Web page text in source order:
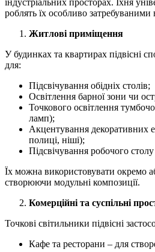
індустріальних просторах. Їхня
роблять їх особливо затребуваними
Житлові приміщення
У будинках та квартирах підвісні
для:
Підсвічування обідніх столів;
Освітлення барної зони чи
Точкового освітлення
ламп);
Акцентування декоративних
полиці, ніші);
Підсвічування робочого
Їх можна використовувати окремо
створюючи модульні композиції.
Комерційні та суспільні
Точкові світильники підвісні
Кафе та ресторани – для